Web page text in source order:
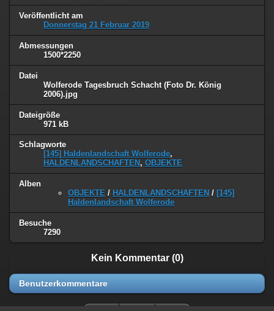
Veröffentlicht am
Donnerstag 21 Februar 2019
Abmessungen
1500*2250
Datei
Wolferode Tagesbruch Schacht (Foto Dr. König
2006).jpg
Dateigröße
971 kB
Schlagworte
[145] Haldenlandschaft Wolferode,
HALDENLANDSCHAFTEN , OBJEKTE
Alben
OBJEKTE / HALDENLANDSCHAFTEN / [145]
Haldenlandschaft Wolferode
Besuche
7290
Kein Kommentar (0)
Benutzerkommentare